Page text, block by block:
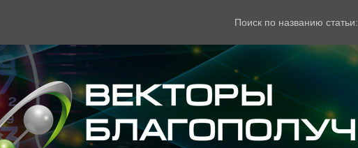
Поиск по названию статьи: